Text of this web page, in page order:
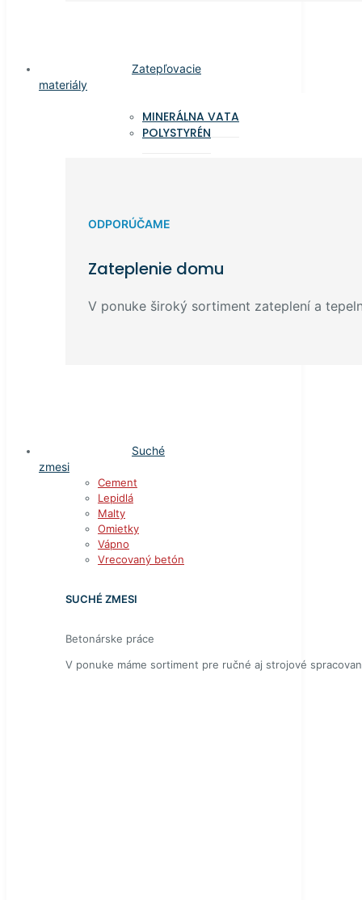
Zatepľovacie
materiály
MINERÁLNA VATA
POLYSTYRÉN
ODPORÚČAME
Zateplenie domu
V ponuke široký sortiment zateplení a
Suché
zmesi
Cement
Lepidlá
Malty
Omietky
Vápno
Vrecovaný betón
SUCHÉ ZMESI
Betonárske práce
V ponuke máme sortiment pre ručné aj strojové